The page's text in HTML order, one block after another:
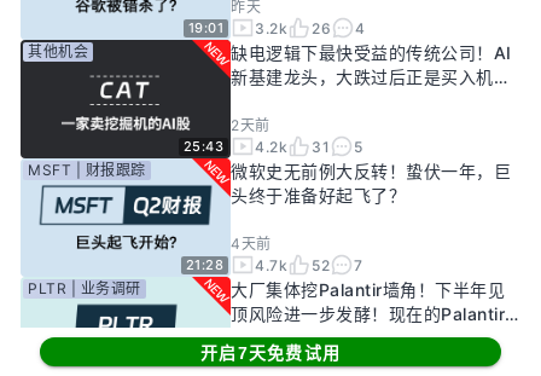
19:01
昨天
3.2k
26 4
25:43
其他机会
缺电逻辑下最快受益的传统公司！AI
新基建龙头，大跌过后正是买入机
2天前
4.2k
31 5
21:28
MSFT | 财报跟踪
微软史无前例大反转！蛰伏一年，巨
头终于准备好起飞了？
4天前
4.7k
52 7
PLTR | 业务调研
大厂集体挖Palantir墙角！下半年见
顶风险进一步发酵！现在的Palantir
还要投资吗？
7天前
开启7天免费试用